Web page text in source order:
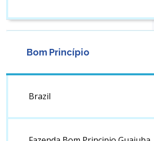
Bom Princípio
Brazil